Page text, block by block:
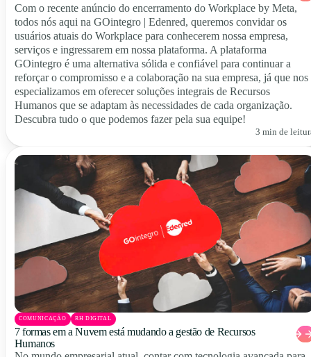
Com o recente anúncio do encerramento do Workplace by Meta,
todos nós aqui na GOintegro | Edenred, queremos convidar os
usuários atuais do Workplace para conhecerem nossa empresa,
serviços e ingressarem em nossa plataforma. A plataforma
GOintegro é uma alternativa sólida e confiável para continuar a
reforçar o compromisso e a colaboração na sua empresa, já que nos
especializamos em oferecer soluções integrais de Recursos
Humanos que se adaptam às necessidades de cada organização.
Descubra tudo o que podemos fazer pela sua equipe!
3 min de
COMUNICAÇÃO RH DIGITAL
7 formas em a Nuvem está mudando a gestão de Recursos
Humanos